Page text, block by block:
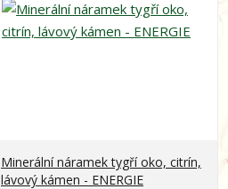
Minerální náramek tygří oko, citrín,
lávový kámen - ENERGIE